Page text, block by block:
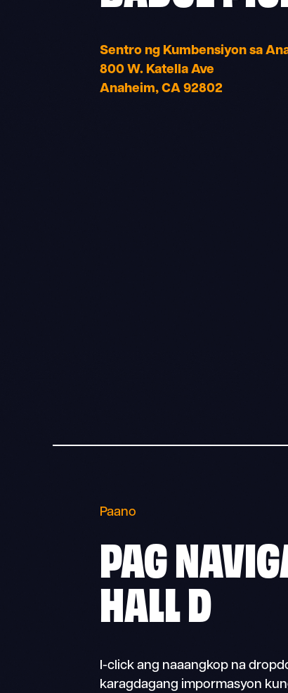
Sentro ng Kumbensiyon sa
800 W. Katella Ave
Anaheim, CA 92802
Paano
PAG
HALL D
I-click ang naaangkop na
karagdagang impormasyon